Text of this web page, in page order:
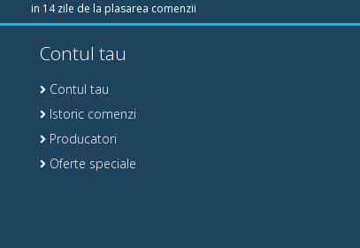
in 14 zile de la plasarea comenzii
Contul tau
Contul tau
Istoric comenzi
Producatori
Oferte speciale